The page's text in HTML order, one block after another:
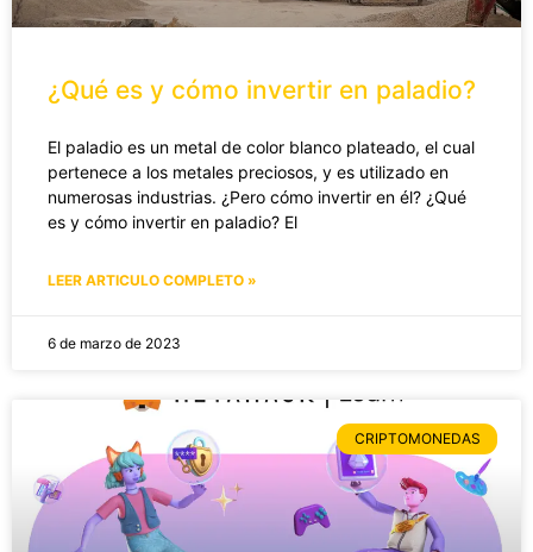
¿Qué es y cómo invertir en paladio?
El paladio es un metal de color blanco plateado, el cual
pertenece a los metales preciosos, y es utilizado en
numerosas industrias. ¿Pero cómo invertir en él? ¿Qué
es y cómo invertir en paladio? El
LEER ARTICULO COMPLETO »
6 de marzo de 2023
CRIPTOMONEDAS